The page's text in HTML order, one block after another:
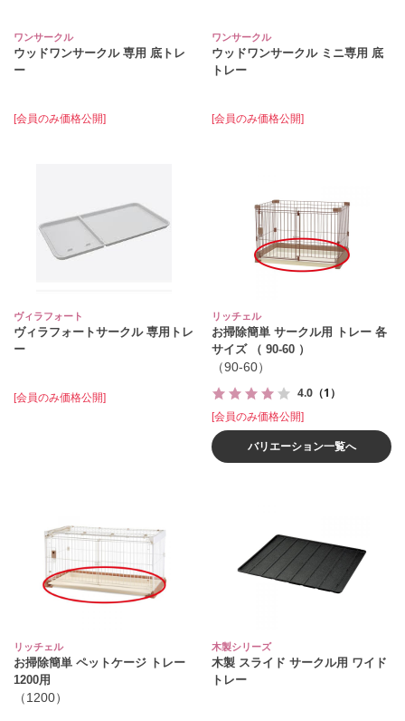
ワンサークル
ウッドワンサークル 専用 底トレ
ー
[会員のみ価格公開]
ワンサークル
ウッドワンサークル ミニ専用 底
トレー
[会員のみ価格公開]
ヴィラフォート
ヴィラフォートサークル 専用トレ
ー
[会員のみ価格公開]
リッチェル
お掃除簡単 サークル用 トレー 各
サイズ （ 90-60 ）
（90-60）
4.0 （1）
[会員のみ価格公開]
バリエーション一覧へ
リッチェル
お掃除簡単 ペットケージ トレー
1200用
（1200）
木製シリーズ
木製 スライド サークル用 ワイド
トレー